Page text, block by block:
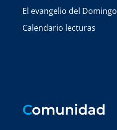
El evangelio del Domingo
Calendario lecturas
Comunidad